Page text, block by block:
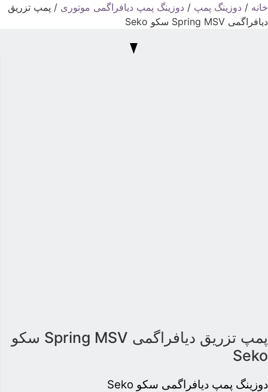
خانه / دوزینگ پمپ / دوزینگ پمپ دیافراگمی موتوری / پمپ تزریق
دیافراگمی Spring MSV سکو Seko
پمپ تزریق دیافراگمی Spring MSV سکو
Seko
دوزینگ پمپ دیافراگمی سکو Seko